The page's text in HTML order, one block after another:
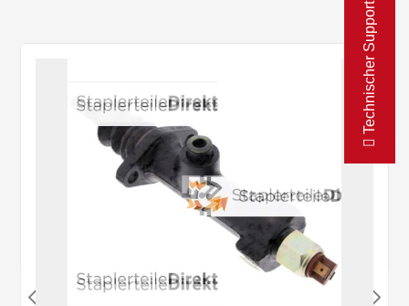
Technischer Support